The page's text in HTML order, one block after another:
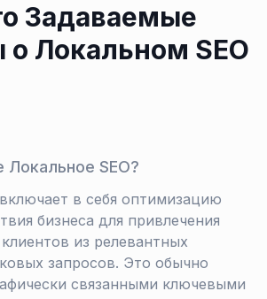
Задаваемые
о Локальном SEO
Локальное SEO?
в себя оптимизацию
бизнеса для привлечения
из релевантных
запросов. Это обычно
связанными ключевыми